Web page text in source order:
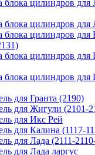
блока цилиндров для
блока цилиндров для
блока цилиндров
блока цилиндров
блока цилиндров
для Гранта (2190)
для Жигули (2101-
для Икс Рей
для Калина (1117-
для Лада (2111-
для Лада ларгус